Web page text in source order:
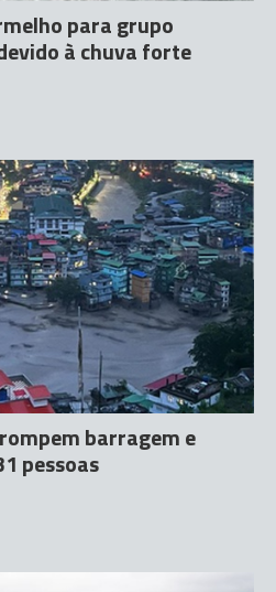
para grupo
à chuva forte
barragem e
pessoas